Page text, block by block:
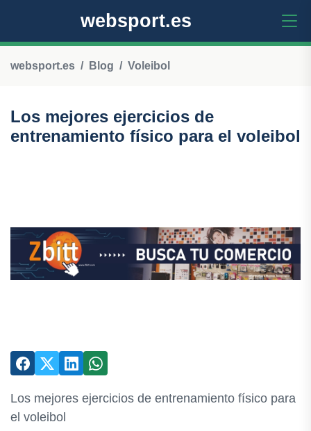
websport.es
websport.es Blog Voleibol
Los mejores ejercicios de
entrenamiento físico para el voleibol
Los mejores ejercicios de entrenamiento físico para
el voleibol